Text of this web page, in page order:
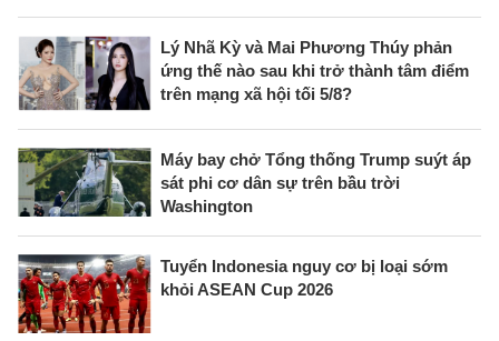
Lý Nhã Kỳ và Mai Phương Thúy phản
ứng thế nào sau khi trở thành tâm điểm
trên mạng xã hội tối 5/8?
Máy bay chở Tổng thống Trump suýt áp
sát phi cơ dân sự trên bầu trời
Washington
Tuyển Indonesia nguy cơ bị loại sớm
khỏi ASEAN Cup 2026